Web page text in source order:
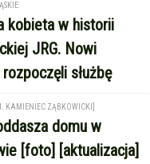
kobieta w historii
JRG. Nowi
służbę
KAMIENIEC ZĄBKOWICKI]
domu w
[foto] [aktualizacja]